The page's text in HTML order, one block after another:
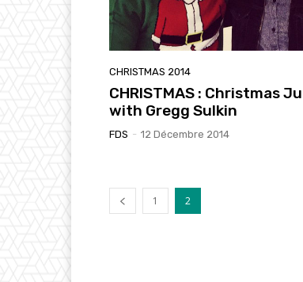
CHRISTMAS 2014
CHRISTMAS : Christmas
with Gregg Sulkin
FDS - 12 Décembre 2014
1 2